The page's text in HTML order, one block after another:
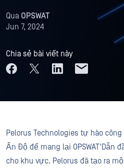
Qua OPSWAT
Jun 7, 2024
Chia sẻ bài viết này
Pelorus Technologies tự hào
Ấn Độ để mang lại OPSWAT'Dẫn
cho khu vực. Pelorus đã tạo ra